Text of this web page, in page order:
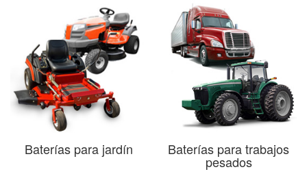
Baterías para jardín Baterías para trabajos
pesados